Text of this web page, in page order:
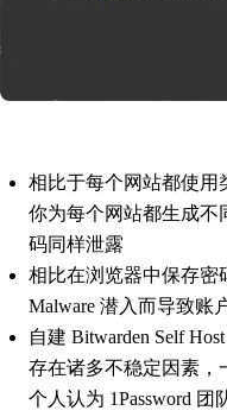
相比于每个网站都使用
你为每个网站都生成不
码同样泄露
相比在浏览器中保存密
Malware 潜入而导致账
自建 Bitwarden Self
存在诸多不稳定因素，
个人认为 1Password